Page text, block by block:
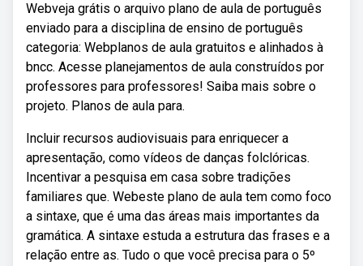
Webveja grátis o arquivo plano de aula de português
enviado para a disciplina de ensino de português
categoria: Webplanos de aula gratuitos e alinhados à
bncc. Acesse planejamentos de aula construídos por
professores para professores! Saiba mais sobre o
projeto. Planos de aula para.
Incluir recursos audiovisuais para enriquecer a
apresentação, como vídeos de danças folclóricas.
Incentivar a pesquisa em casa sobre tradições
familiares que. Webeste plano de aula tem como foco
a sintaxe, que é uma das áreas mais importantes da
gramática. A sintaxe estuda a estrutura das frases e a
relação entre as. Tudo o que você precisa para o 5º